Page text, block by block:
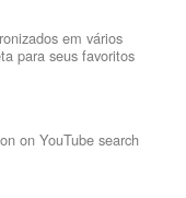
em vários
para seus favoritos
on YouTube search